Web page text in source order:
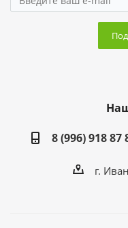
8 (996) 918 87
г.